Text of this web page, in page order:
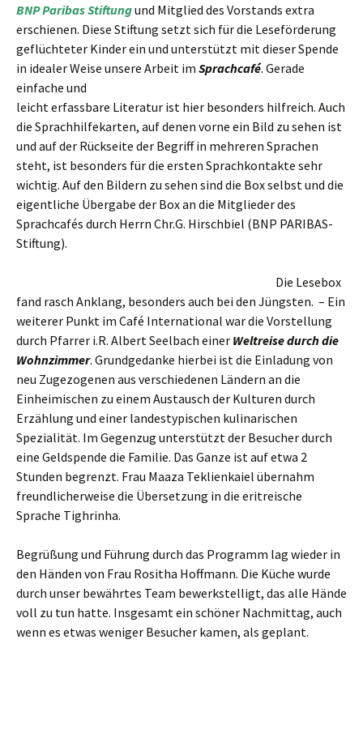
BNP Paribas Stiftungund Mitglied des Vorstands extra
erschienen. Diese Stiftung setzt sich für die Leseförderung
geflüchteter Kinder ein und unterstützt mit dieser Spende
in idealer Weise unsere Arbeit im Sprachcafé. Gerade
einfache und
leicht erfassbare Literatur ist hier besonders hilfreich. Auch
die Sprachhilfekarten, auf denen vorne ein Bild zu sehen ist
und auf der Rückseite der Begriff in mehreren Sprachen
steht, ist besonders für die ersten Sprachkontakte sehr
wichtig. Auf den Bildern zu sehen sind die Box selbst und die
eigentliche Übergabe der Box an die Mitglieder des
Sprachcafés durch Herrn Chr.G. Hirschbiel (BNP PARIBAS-
Stiftung).
Die Lesebox
fand rasch Anklang, besonders auch bei den Jüngsten. – Ein
weiterer Punkt im Café International war die Vorstellung
durch Pfarrer i.R. Albert Seelbach einer Weltreise durch die
Wohnzimmer. Grundgedanke hierbei ist die Einladung von
neu Zugezogenen aus verschiedenen Ländern an die
Einheimischen zu einem Austausch der Kulturen durch
Erzählung und einer landestypischen kulinarischen
Spezialität. Im Gegenzug unterstützt der Besucher durch
eine Geldspende die Familie. Das Ganze ist auf etwa 2
Stunden begrenzt. Frau Maaza Teklienkaiel übernahm
freundlicherweise die Übersetzung in die eritreische
Sprache Tighrinha.
Begrüßung und Führung durch das Programm lag wieder in
den Händen von Frau Rositha Hoffmann. Die Küche wurde
durch unser bewährtes Team bewerkstelligt, das alle Hände
voll zu tun hatte. Insgesamt ein schöner Nachmittag, auch
wenn es etwas weniger Besucher kamen, als geplant.